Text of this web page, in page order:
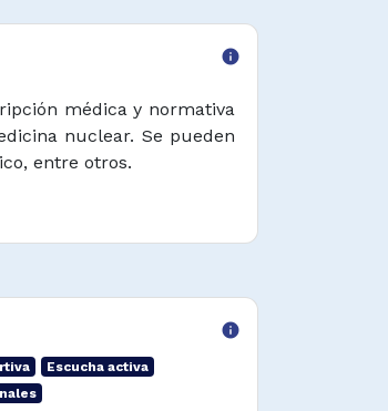
info
médica y normativa
nuclear. Se pueden
entre otros.
info
Escucha activa